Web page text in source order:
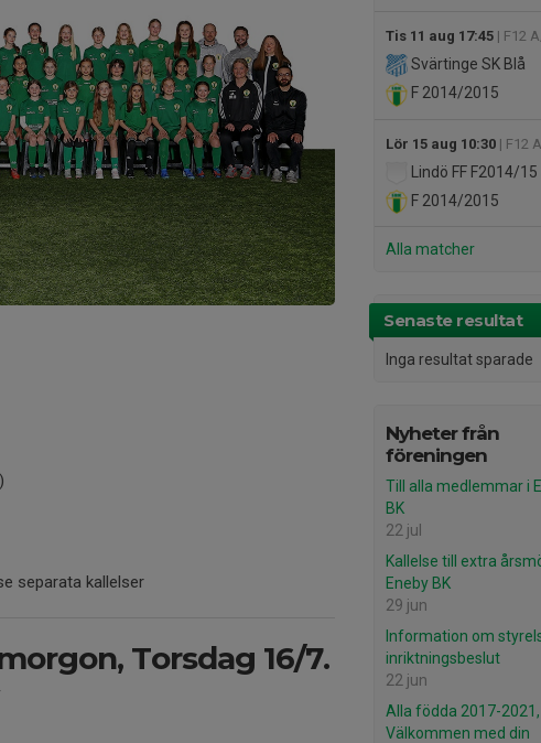
Tis 11 aug 17:45 | F12
Svärtinge SK Blå
F 2014/2015
Lör 15 aug 10:30 | F12
Lindö FF F2014/
F 2014/2015
Alla matcher
Senaste resultat
Inga resultat sparade
Nyheter från
föreningen
Till alla medlemmar i
BK
22 jul
Kallelse till extra
Eneby BK
29 jun
Information om
inriktningsbeslut
22 jun
Alla födda 2017-2021,
Välkommen med din
separata kallelser
Torsdag 16/7.